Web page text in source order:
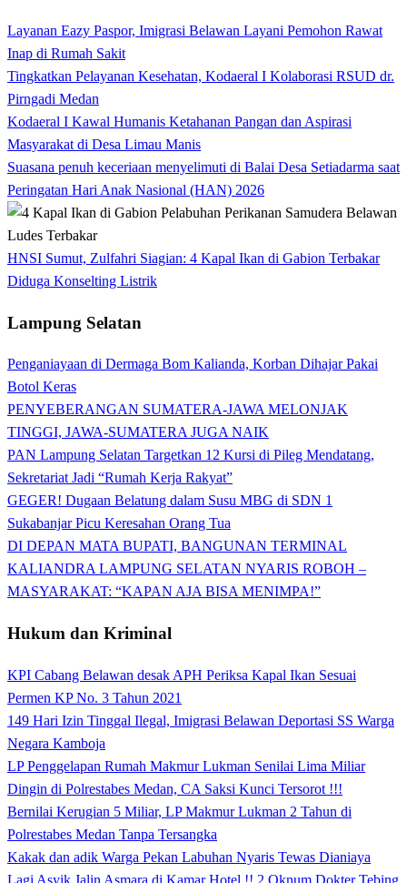
Layanan Eazy Paspor, Imigrasi Belawan Layani Pemohon Rawat
Inap di Rumah Sakit
Tingkatkan Pelayanan Kesehatan, Kodaeral I Kolaborasi RSUD dr.
Pirngadi Medan‎
Kodaeral I Kawal Humanis Ketahanan Pangan dan Aspirasi
Masyarakat di Desa Limau Manis
Suasana penuh keceriaan menyelimuti di Balai Desa Setiadarma saat
Peringatan Hari Anak Nasional (HAN) 2026
HNSI Sumut, Zulfahri Siagian: 4 Kapal Ikan di Gabion Terbakar
Diduga Konselting Listrik
Lampung Selatan
Penganiayaan di Dermaga Bom Kalianda, Korban Dihajar Pakai
Botol Keras
PENYEBERANGAN SUMATERA-JAWA MELONJAK
TINGGI, JAWA-SUMATERA JUGA NAIK
PAN Lampung Selatan Targetkan 12 Kursi di Pileg Mendatang,
Sekretariat Jadi “Rumah Kerja Rakyat”
GEGER! Dugaan Belatung dalam Susu MBG di SDN 1
Sukabanjar Picu Keresahan Orang Tua
DI DEPAN MATA BUPATI, BANGUNAN TERMINAL
KALIANDRA LAMPUNG SELATAN NYARIS ROBOH –
MASYARAKAT: “KAPAN AJA BISA MENIMPA!”
Hukum dan Kriminal
KPI Cabang Belawan desak APH Periksa Kapal Ikan Sesuai
Permen KP No. 3 Tahun 2021
149 Hari Izin Tinggal Ilegal, Imigrasi Belawan Deportasi SS Warga
Negara Kamboja
LP Penggelapan Rumah Makmur Lukman Senilai Lima Miliar
Dingin di Polrestabes Medan, CA Saksi Kunci Tersorot !!!
Bernilai Kerugian 5 Miliar, LP Makmur Lukman 2 Tahun di
Polrestabes Medan Tanpa Tersangka
Kakak dan adik Warga Pekan Labuhan Nyaris Tewas Dianiaya
Lagi Asyik Jalin Asmara di Kamar Hotel !! 2 Oknum Dokter Tebing